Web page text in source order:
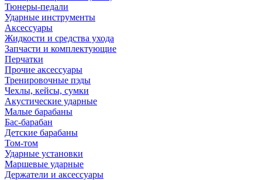
Тюнеры-педали
Ударные инструменты
Аксессуары
Жидкости и средства ухода
Запчасти и комплектующие
Перчатки
Прочие аксессуары
Тренировочные пэды
Чехлы, кейсы, сумки
Акустические ударные
Mалые барабаны
Бас-барабан
Детские барабаны
Том-том
Ударные установки
Маршевые ударные
Держатели и аксессуары